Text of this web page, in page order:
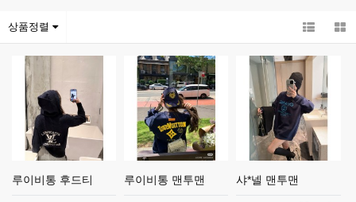
상품정렬
루이비통 후드티 루이비통 맨투맨 샤*넬 맨투맨